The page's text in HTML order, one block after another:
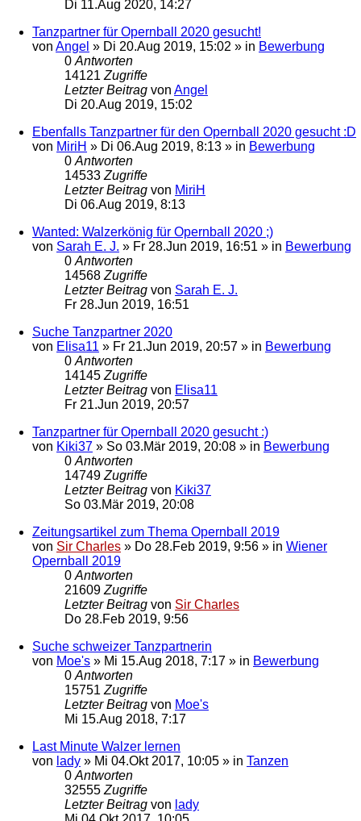
Di 11.Aug 2020, 14:27
Tanzpartner für Opernball 2020 gesucht!
von Angel » Di 20.Aug 2019, 15:02 » in Bewerbung
0 Antworten
14121 Zugriffe
Letzter Beitrag von Angel
Di 20.Aug 2019, 15:02
Ebenfalls Tanzpartner für den Opernball 2020 gesucht :D
von MiriH » Di 06.Aug 2019, 8:13 » in Bewerbung
0 Antworten
14533 Zugriffe
Letzter Beitrag von MiriH
Di 06.Aug 2019, 8:13
Wanted: Walzerkönig für Opernball 2020 ;)
von Sarah E. J. » Fr 28.Jun 2019, 16:51 » in Bewerbung
0 Antworten
14568 Zugriffe
Letzter Beitrag von Sarah E. J.
Fr 28.Jun 2019, 16:51
Suche Tanzpartner 2020
von Elisa11 » Fr 21.Jun 2019, 20:57 » in Bewerbung
0 Antworten
14145 Zugriffe
Letzter Beitrag von Elisa11
Fr 21.Jun 2019, 20:57
Tanzpartner für Opernball 2020 gesucht :)
von Kiki37 » So 03.Mär 2019, 20:08 » in Bewerbung
0 Antworten
14749 Zugriffe
Letzter Beitrag von Kiki37
So 03.Mär 2019, 20:08
Zeitungsartikel zum Thema Opernball 2019
von Sir Charles » Do 28.Feb 2019, 9:56 » in Wiener
Opernball 2019
0 Antworten
21609 Zugriffe
Letzter Beitrag von Sir Charles
Do 28.Feb 2019, 9:56
Suche schweizer Tanzpartnerin
von Moe's » Mi 15.Aug 2018, 7:17 » in Bewerbung
0 Antworten
15751 Zugriffe
Letzter Beitrag von Moe's
Mi 15.Aug 2018, 7:17
Last Minute Walzer lernen
von lady » Mi 04.Okt 2017, 10:05 » in Tanzen
0 Antworten
32555 Zugriffe
Letzter Beitrag von lady